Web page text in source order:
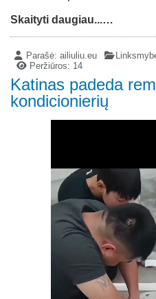
Skaityti daugiau...…
Parašė:ailiuliu.eu
Peržiūros: 14
Katinas padeda
kondicionierių